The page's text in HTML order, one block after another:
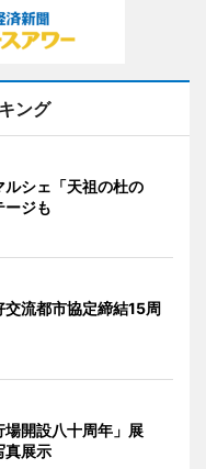
ング
ルシェ「天祖の杜の
ジも
流都市協定締結15周
場開設八十周年」展
真展示